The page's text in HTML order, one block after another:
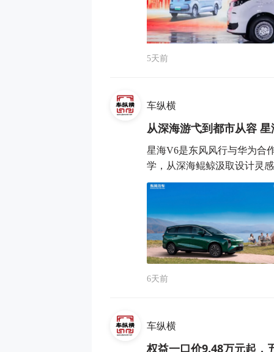
5天前
车纵横
从深海游弋到都市从容
星海V6是东风风行与华为合
学，从深海鲲鲸汲取设计灵
6天前
车纵横
权益一口价9.48万元起，